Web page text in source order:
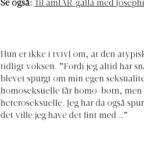
Se også: Til amfAR-galla med
Hun er ikke i tvivl om, at den
tidligt voksen. ”Fordi jeg altid har
blevet spurgt om min egen
homoseksuelle får homo-børn,
heteroseksuelle. Jeg har da også
det ville jeg have det fint med …”